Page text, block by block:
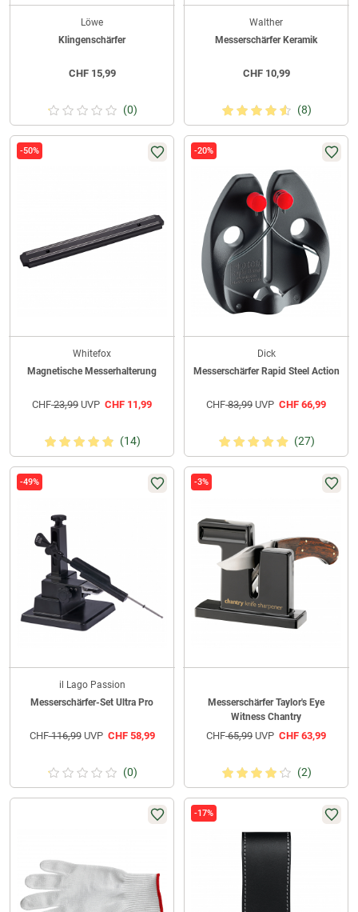
Löwe
Klingenschärfer
CHF15,99
(0)
Walther
Messerschärfer Keramik
CHF10,99
(8)
-50%
Whitefox
Magnetische Messerhalterung
CHF23,99 UVP CHF 11,99
(14)
-20%
Dick
Messerschärfer Rapid Steel Action
CHF83,99 UVP CHF 66,99
(27)
-49%
il Lago Passion
Messerschärfer-Set Ultra Pro
CHF116,99UVP CHF58,99
(0)
-3%
Messerschärfer Taylor's Eye
Witness Chantry
CHF65,99 UVP CHF 63,99
(2)
-17%